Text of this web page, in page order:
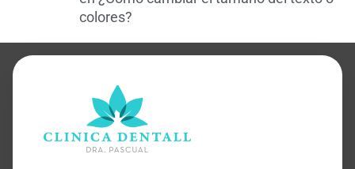
colores?